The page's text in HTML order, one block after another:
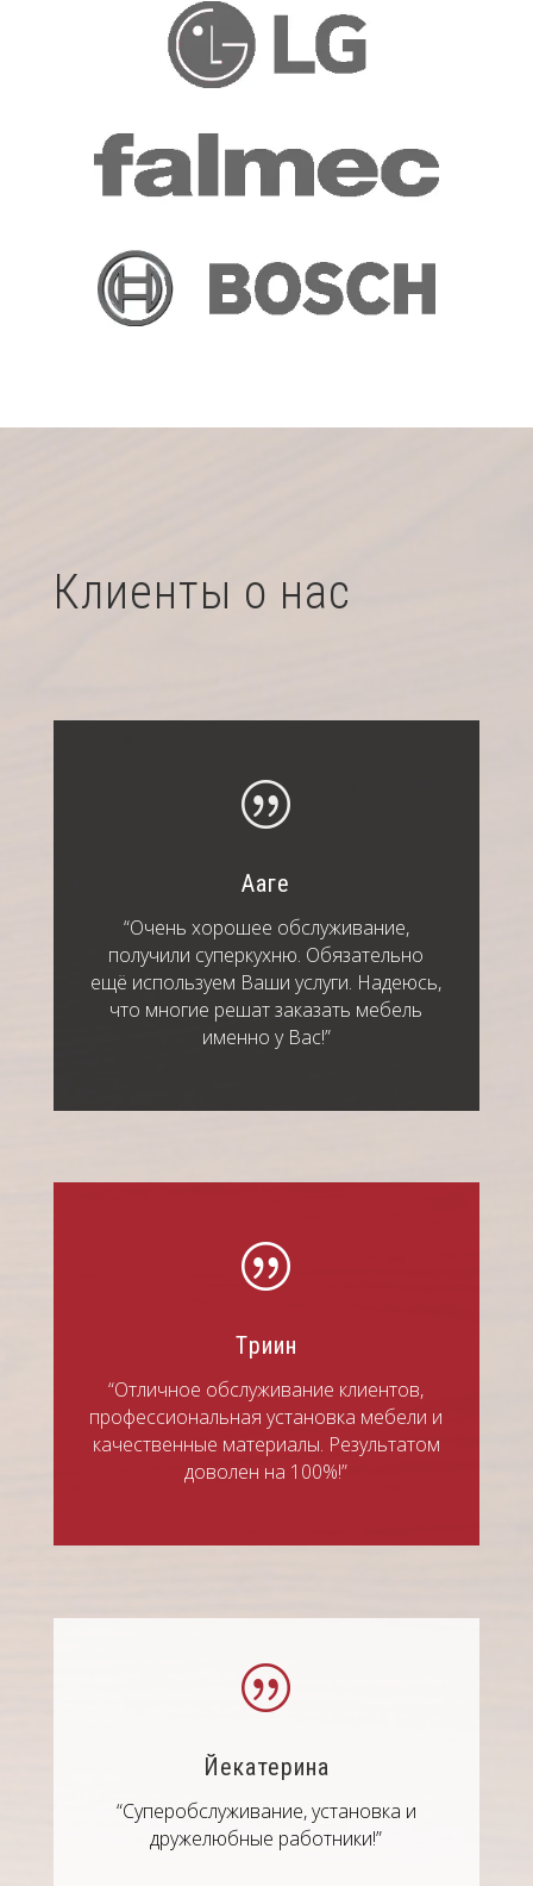
Клиенты о нас
|
Ааге
“Очень хорошее обслуживание,
получили суперкухню. Обязательно
ещё используем Ваши услуги. Надеюсь,
что многие решат заказать мебель
именно у Вас!”
|
Тpиин
“Отличное обслуживание клиентов,
профессиональная установка мебели и
качественные материалы. Результатом
доволен на 100%!”
|
Йекатерина
“Суперобслуживание, установка и
дружелюбные работники!”